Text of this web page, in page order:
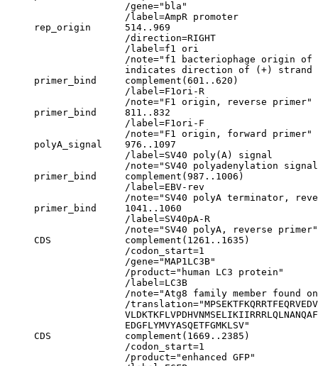
                     /gene="bla"
                     /label=AmpR promoter
     rep_origin      514..969
                     /direction=RIGHT
                     /label=f1 ori
/note="f1 bacteriophage origin
indicates direction of (+) strand
     primer_bind     complement(601..620)
                     /label=F1ori-R
                     /note="F1 origin, reverse primer"
     primer_bind     811..832
                     /label=F1ori-F
                     /note="F1 origin, forward primer"
     polyA_signal    976..1097
                     /label=SV40 poly(A) signal
/note="SV40 polyadenylation
     primer_bind     complement(987..1006)
                     /label=EBV-rev
/note="SV40 polyA terminator,
     primer_bind     1041..1060
                     /label=SV40pA-R
                     /note="SV40 polyA, reverse primer"
     CDS             complement(1261..1635)
                     /codon_start=1
                     /gene="MAP1LC3B"
                     /product="human LC3 protein"
                     /label=LC3B
/note="Atg8 family member found
/
                     EDGFLYMVYASQETFGMKLSV"
     CDS             complement(1669..2385)
                     /codon_start=1
                     /product="enhanced GFP"